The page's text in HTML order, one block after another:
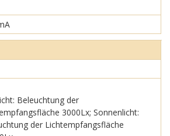
Beleuchtung der
3000Lx; Sonnenlicht:
der Lichtempfangsfläche